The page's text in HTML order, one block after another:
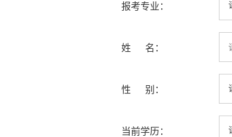
报考专业：
姓 名：
性 别：
当前学历：